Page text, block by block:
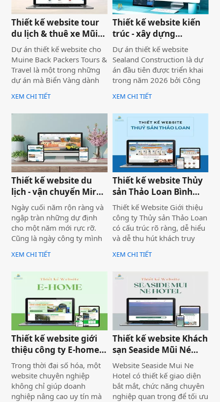
Thiết kế website tour
du lịch & thuê xe Mũi
Né
Dự án thiết kế website cho
Muine Back Packers Tours &
Travel là một trong những
dự án mà Biển Vàng dành
rất nhiều tâm huyết để triển
khai trọn vẹn cả về giao
diện, trải nghiệm người
dùng và hiệu quả vận hành
XEM CHI TIẾT
Thiết kế website kiến
trúc - xây dựng
Sealand Construction
Dự án thiết kế website
Sealand Construction là dự
án đầu tiên được triển khai
trong năm 2026 bởi Công
ty Thiết kế Website Biển
Vàng, mang ý nghĩa mở đầu
cho một năm phát triển mới
với định hướng chuyên
nghiệp, bài bản và bền
vững.
XEM CHI TIẾT
Thiết kế website du
lịch - vận chuyển Mira
tour Mũi Né
Ngày cuối năm rộn ràng và
ngập tràn những dự định
cho một năm mới rực rỡ.
Cũng là ngày công ty mình
bàn giao dự án thiết kế
website Mira Tour Mũi Né –
một website chuyên về tour
du lịch và thuê xe
XEM CHI TIẾT
Thiết kế website Thủy
sản Thảo Loan Bình
Thuận, Lâm Đồng
Thiết kế Website Giới thiệu
công ty Thủy sản Thảo Loan
có cấu trúc rõ ràng, dễ hiểu
và dễ thu hút khách truy
cập vào website giúp truyền
tải thông tin hiệu quả. Với
màu xanh dương và đỏ làm
nổi bật lên những nội dung
chính của website.
XEM CHI TIẾT
Thiết kế website giới
thiệu công ty E-home
Bình Thuận
Trong thời đại số hóa, một
website chuyên nghiệp
không chỉ giúp doanh
nghiệp nâng cao uy tín mà
Thiết kế website Khách
sạn Seaside Mũi Né
chuyên nghiệp
Website Seaside Mui Ne
Hotel có thiết kế giao diện
bắt mắt, chức năng chuyên
nghiệp quan trọng để tối ưu